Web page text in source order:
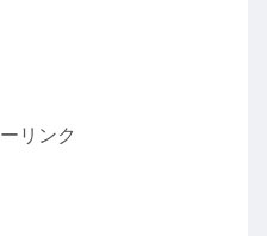
リンク